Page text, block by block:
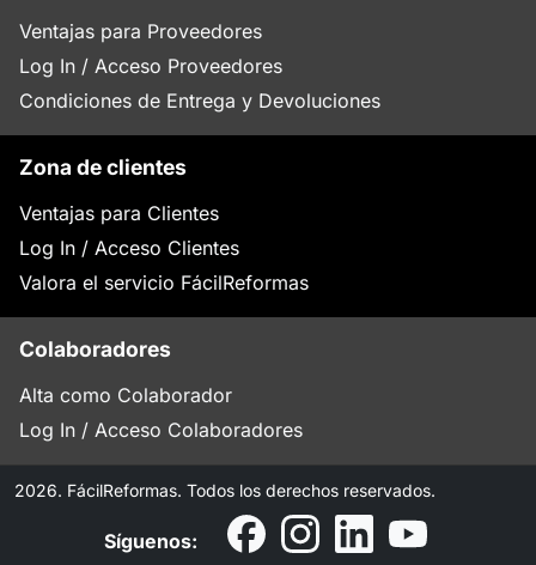
Ventajas para Proveedores
Log In / Acceso Proveedores
Condiciones de Entrega y Devoluciones
Zona de clientes
Ventajas para Clientes
Log In / Acceso Clientes
Valora el servicio FácilReformas
Colaboradores
Alta como Colaborador
Log In / Acceso Colaboradores
2026. FácilReformas. Todos los derechos reservados.
Síguenos: